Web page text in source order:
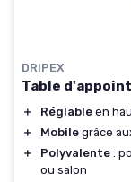
DRIPEX
Table
＋ Réglable en
＋
Mobile grâce
＋
Polyvalente :
ou salon